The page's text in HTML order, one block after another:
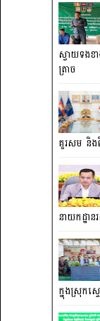
ស្វាយទង
ត្រាច
គួរសម និងពិ
នាយកដ្ឋាន
ក្នុងស្រុកស្